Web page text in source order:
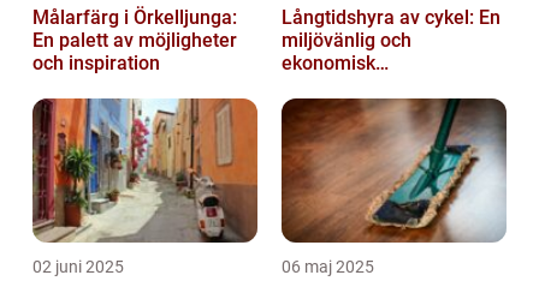
Målarfärg i Örkelljunga:
En palett av möjligheter
och inspiration
Långtidshyra av cykel: En
miljövänlig och
ekonomisk
02 juni 2025 06 maj 2025